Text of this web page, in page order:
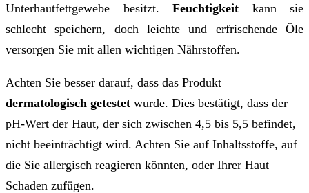
Unterhautfettgewebe besitzt. Feuchtigkeit kann sie
schlecht speichern, doch leichte und erfrischende Öle
versorgen Sie mit allen wichtigen Nährstoffen.
Achten Sie besser darauf, dass das Produkt
dermatologisch getestet wurde. Dies bestätigt, dass der
pH-Wert der Haut, der sich zwischen 4,5 bis 5,5 befindet,
nicht beeinträchtigt wird. Achten Sie auf Inhaltsstoffe, auf
die Sie allergisch reagieren könnten, oder Ihrer Haut
Schaden zufügen.